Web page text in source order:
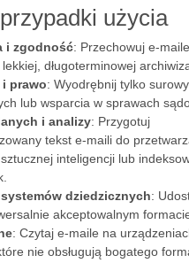
przypadki użycia
i zgodność: Przechowuj e-
długoterminowej
i prawo: Wyodrębnij tylko
lub wsparcia w sprawach
i analizy: Przygotuj
tekst e-maili do
inteligencji lub
dziedzicznych:
akceptowalnym
: Czytaj e-maile na
nie obsługują bogatego